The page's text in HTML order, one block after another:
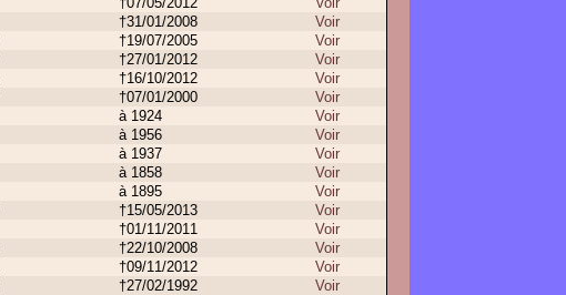
†31/01/2008
Voir
†19/07/2005
Voir
†27/01/2012
Voir
†16/10/2012
Voir
†07/01/2000
Voir
à 1924
Voir
à 1956
Voir
à 1937
Voir
à 1858
Voir
à 1895
Voir
†15/05/2013
Voir
†01/11/2011
Voir
†22/10/2008
Voir
†09/11/2012
Voir
†27/02/1992
Voir